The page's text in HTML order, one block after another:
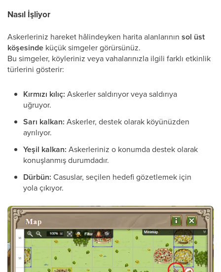
Nasıl İşliyor
Askerleriniz hareket hâlindeyken harita alanlarının sol üst
köşesinde küçük simgeler görürsünüz.
Bu simgeler, köyleriniz veya vahalarınızla ilgili farklı etkinlik
türlerini gösterir:
Kırmızı kılıç: Askerler saldırıyor veya saldırıya
uğruyor.
Sarı kalkan: Askerler, destek olarak köyünüzden
ayrılıyor.
Yeşil kalkan: Askerleriniz o konumda destek olarak
konuşlanmış durumdadır.
Dürbün: Casuslar, seçilen hedefi gözetlemek için
yola çıkıyor.